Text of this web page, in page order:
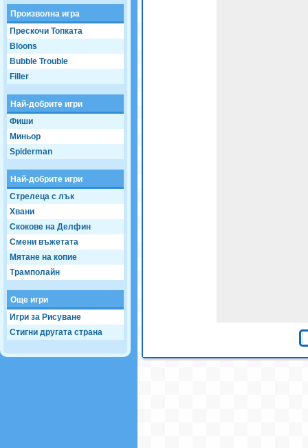
Произволна игра
Прескочи Топката
Bloons
Bubble Trouble
Filler
Най-добрите игри
Фиши
Миньор
Spiderman
Най-добрите игри
Стрелеца с лък
Хвани
Скокове на Делфин
Смени въжетата
Мятане на копие
Трамполайн
Още игри
Игри за Рисуване
Стигни другата страна